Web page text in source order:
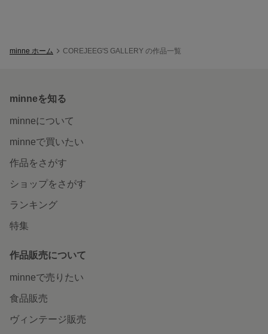
minne ホーム COREJEEG'S GALLERY の作品一覧
minneを知る
minneについて
minneで買いたい
作品をさがす
ショップをさがす
ランキング
特集
作品販売について
minneで売りたい
食品販売
ヴィンテージ販売